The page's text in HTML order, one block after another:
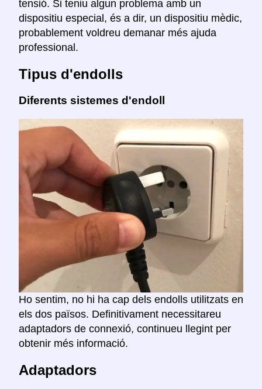
tensió. Si teniu algun problema amb un
dispositiu especial, és a dir, un dispositiu mèdic,
probablement voldreu demanar més ajuda
professional.
Tipus d'endolls
Diferents sistemes d'endoll
Ho sentim, no hi ha cap dels endolls utilitzats en
els dos països. Definitivament necessitareu
adaptadors de connexió, continueu llegint per
obtenir més informació.
Adaptadors